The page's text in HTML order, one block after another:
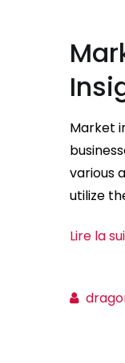
Market
various
utilize
Lire la